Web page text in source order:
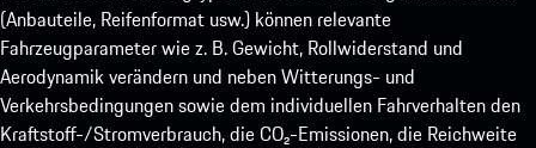
(Anbauteile, Reifenformat usw.) können relevante
Fahrzeugparameter wie z. B. Gewicht, Rollwiderstand und
Aerodynamik verändern und neben Witterungs- und
Verkehrsbedingungen sowie dem individuellen Fahrverhalten den
Kraftstoff-/Stromverbrauch, die CO₂-Emissionen, die Reichweite